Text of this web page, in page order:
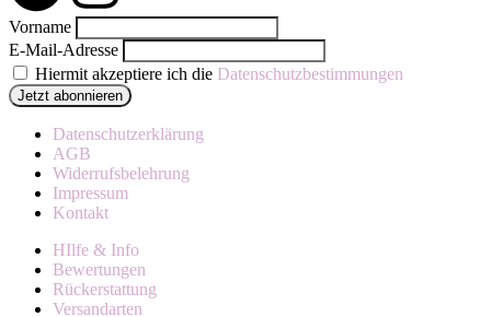
Vorname
E-Mail-Adresse
Hiermit akzeptiere ich die Datenschutzbestimmungen
Datenschutzerklärung
AGB
Widerrufsbelehrung
Impressum
Kontakt
HIlfe & Info
Bewertungen
Rückerstattung
Versandarten